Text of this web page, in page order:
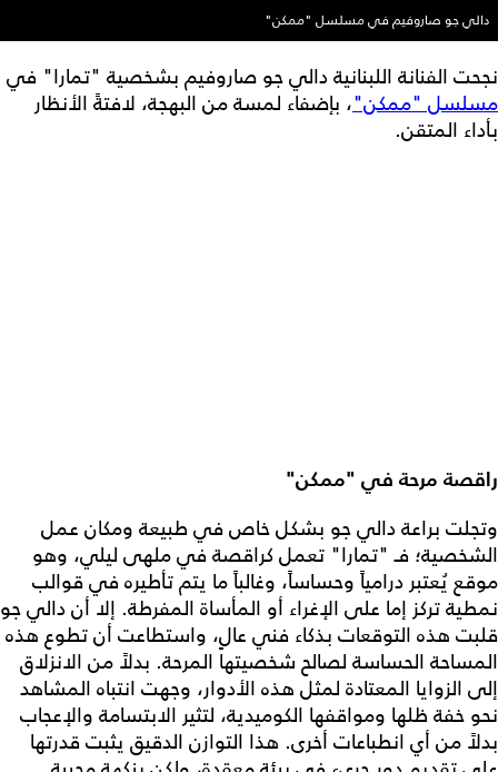
دالي جو صاروفيم في مسلسل "ممكن"
نجحت الفنانة اللبنانية دالي جو صاروفيم بشخصية "تمارا" في
مسلسل "ممكن"، بإضفاء لمسة من البهجة، لافتةً الأنظار
بأداء المتقن.
راقصة مرحة في "ممكن"
وتجلت براعة دالي جو بشكل خاص في طبيعة ومكان عمل
الشخصية؛ فـ "تمارا" تعمل كراقصة في ملهى ليلي، وهو
موقع يُعتبر درامياً وحساساً، وغالباً ما يتم تأطيره في قوالب
نمطية تركز إما على الإغراء أو المأساة المفرطة. إلا أن دالي جو
قلبت هذه التوقعات بذكاء فني عالٍ، واستطاعت أن تطوع هذه
المساحة الحساسة لصالح شخصيتها المرحة. بدلاً من الانزلاق
إلى الزوايا المعتادة لمثل هذه الأدوار، وجهت انتباه المشاهد
نحو خفة ظلها ومواقفها الكوميدية، لتثير الابتسامة والإعجاب
بدلاً من أي انطباعات أخرى. هذا التوازن الدقيق يثبت قدرتها